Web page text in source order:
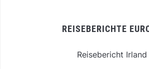
REISEBERICHTE
Reisebericht Irland